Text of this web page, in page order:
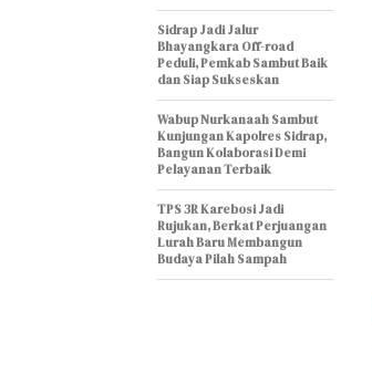
Sidrap Jadi Jalur
Bhayangkara Off-road
Peduli, Pemkab Sambut Baik
dan Siap Sukseskan
Wabup Nurkanaah Sambut
Kunjungan Kapolres Sidrap,
Bangun Kolaborasi Demi
Pelayanan Terbaik
TPS 3R Karebosi Jadi
Rujukan, Berkat Perjuangan
Lurah Baru Membangun
Budaya Pilah Sampah